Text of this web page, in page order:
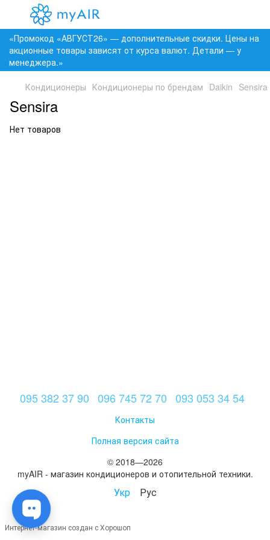
«Промокод «АВГУСТ26» — дополнительные скидки. Цены на
акционные товары зависят от курса валют. Детали — у
менеджера.»
Кондиционеры Кондиционеры по брендам Daikin Sensira
Sensira
Нет товаров
095 382 37 90 096 745 72 70 093 053 34 54
Контакты
Полная версия сайта
© 2018—2026
myAIR - магазин кондиционеров и отопительной техники.
Укр Рус
Интернет-магазин создан с Хорошоп